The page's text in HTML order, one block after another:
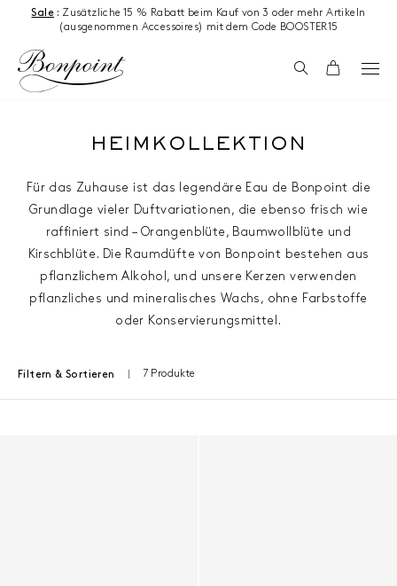
Zum Inhalt springen
Sale : Zusätzliche 15 % Rabatt beim Kauf von 3 oder mehr Artikeln
(ausgenommen Accessoires) mit dem Code BOOSTER15
SuchenWagen
HEIMKOLLEKTION
Für das Zuhause ist das legendäre Eau de Bonpoint die
Grundlage vieler Duftvariationen, die ebenso frisch wie
raffiniert sind – Orangenblüte, Baumwollblüte und
Kirschblüte. Die Raumdüfte von Bonpoint bestehen aus
pflanzlichem Alkohol, und unsere Kerzen verwenden
pflanzliches und mineralisches Wachs, ohne Farbstoffe
oder Konservierungsmittel.
Filtern & Sortieren 7 Produkte